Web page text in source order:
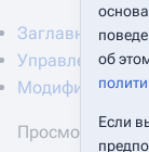
Заглавная
Управление
Модификация
Просмотреть (
об
Если